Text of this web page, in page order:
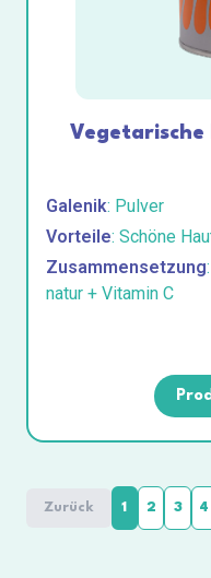
Vegetarische
Galenik: Pulver
Vorteile: Schöne
Zusammensetzung
natur + Vitamin C
Zurück 1 2 3 4